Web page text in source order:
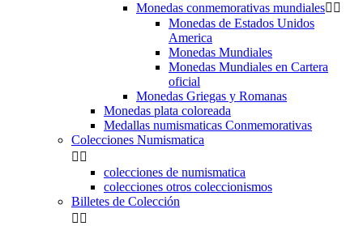
Monedas conmemorativas mundiales 
Monedas de Estados Unidos
America
Monedas Mundiales
Monedas Mundiales en Cartera
oficial
Monedas Griegas y Romanas
Monedas plata coloreada
Medallas numismaticas Conmemorativas
Colecciones Numismatica
 
colecciones de numismatica
colecciones otros coleccionismos
Billetes de Colección
 